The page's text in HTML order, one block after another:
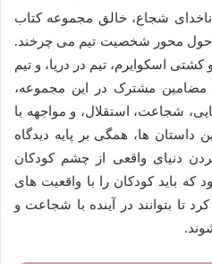
ناخدای شجاع، خالق مجموعه کتاب
محور شخصیت تیم می چرخند.
کشتی اسکوایرم، تیم در دریا، و تیم
مضامین مشترک در این مجموعه،
شجاعت، استقلال، و مواجهه با
ها، همگی بر پایه دیدگاه
دنیای واقعی از چشم کودکان
که باید کودکان را با واقعیت های
تا بتوانند در آینده با شجاعت و